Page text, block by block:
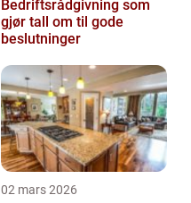
Bedriftsrådgivning som
gjør tall om til gode
beslutninger
02 mars 2026